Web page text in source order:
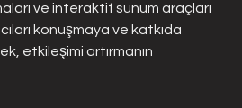
ve interaktif sunum araçları
konuşmaya ve katkıda
etkileşimi artırmanın